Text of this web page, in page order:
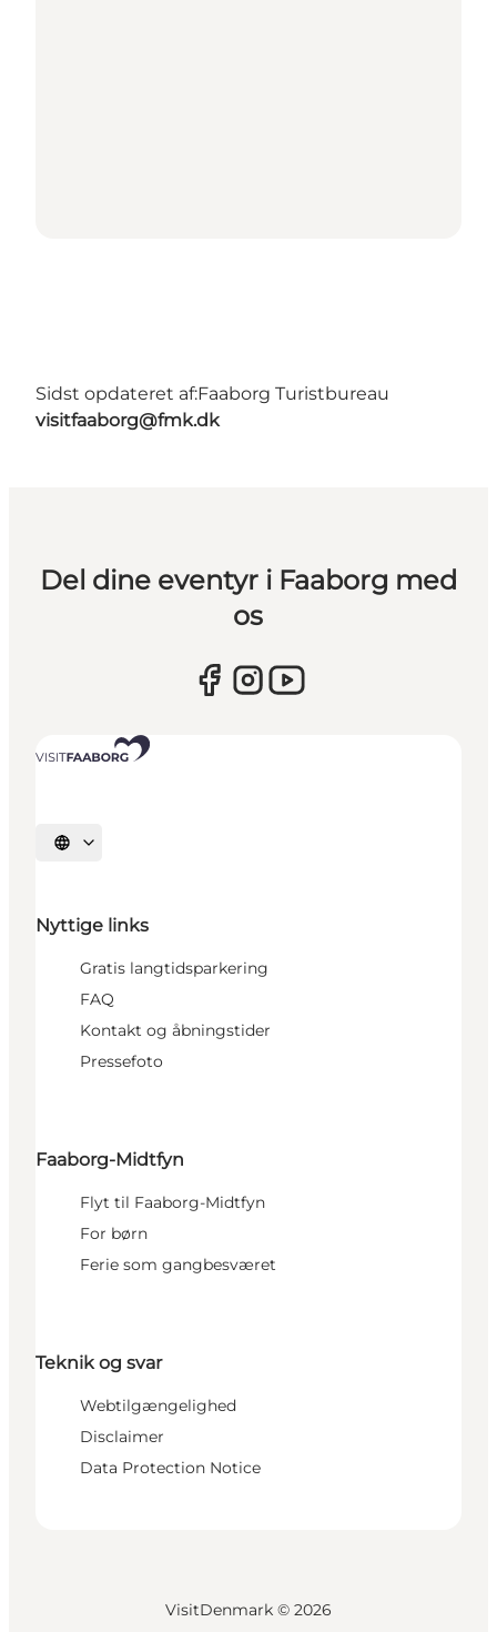
Sidst opdateret af:Faaborg Turistbureau
visitfaaborg@fmk.dk
Del dine eventyr i Faaborg med
os
Vælg sprog
Nyttige links
Gratis langtidsparkering
FAQ
Kontakt og åbningstider
Pressefoto
Faaborg-Midtfyn
Flyt til Faaborg-Midtfyn
For børn
Ferie som gangbesværet
Teknik og svar
Webtilgængelighed
Disclaimer
Data Protection Notice
VisitDenmark © 2026